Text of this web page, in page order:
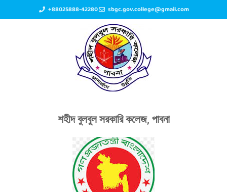
+88025888-42280 sbgc.gov.college@gmail.com
শহীদ বুলবুল সরকারি কলেজ, পাবনা